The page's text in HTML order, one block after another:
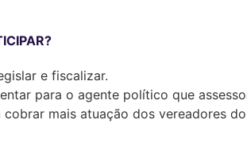
e fiscalizar.
para o agente político que
mais atuação dos vereadores